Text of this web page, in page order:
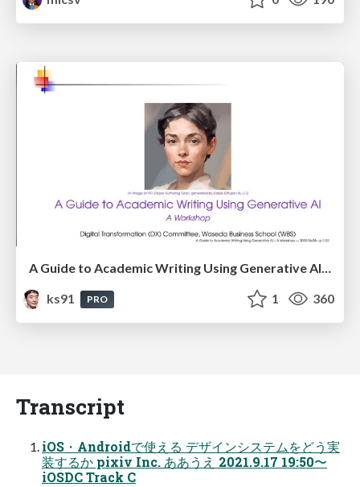
A Guide to Academic Writing Using Generative AI - A Workshop
ks91
PRO 1 360
Transcript
iOS・Androidで使える デザインシステムをどう実
装するか pixiv Inc. ああうえ 2021.9.17 19:50〜
iOSDC Track C